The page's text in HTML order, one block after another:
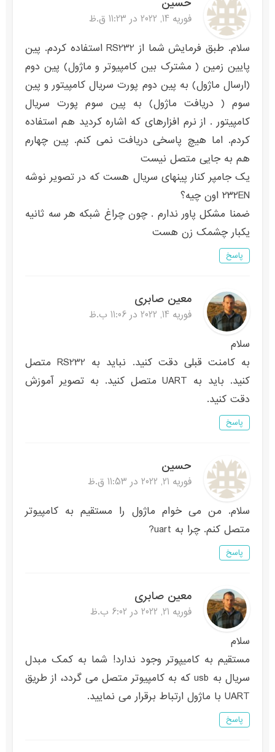
فوریه 14, 2022 در 11:23 ق.ظ
سلام. طبق فرمایش شما از RS232 استفاده کردم. پین
پایین زمین ( مشترک بین کامپیوتر و ماژول) پین دوم
(ارسال ماژول) به پین دوم پورت سریال کامپیتور و پین
سوم ( دریافت ماژول) به پین سوم پورت سریال
کامپیتور . از نرم افزارهای که اشاره کردید هم استفاده
کردم. اما هیچ پاسخی دریافت نمی کنم. پین چهارم
هم به جایی متصل نیست
یک جامپر کنار پینهای سریال هست که در تصویر نوشه
۲۳۲EN اون چیه؟
ضمنا مشکل پاور ندارم . چون چراغ شبکه هر سه ثانیه
یکبار چشمک زن هست
پاسخ
معین صابری
فوریه 14, 2022 در 11:06 ب.ظ
سلام
به کامنت قبلی دقت کنید. نباید به RS232 متصل
کنید. باید به UART متصل کنید. به تصویر آموزش
دقت کنید.
پاسخ
حسین
فوریه 21, 2022 در 11:53 ق.ظ
سلام. من می خوام ماژول را مستقیم به کامپیوتر
متصل کنم. چرا به uart?
پاسخ
معین صابری
فوریه 21, 2022 در 6:02 ب.ظ
سلام
مستقیم به کامیپوتر وجود ندارد! شما به کمک مبدل
سریال به usb که به کامپیوتر متصل می گردد، از طریق
UART با ماژول ارتباط برقرار می نمایید.
پاسخ